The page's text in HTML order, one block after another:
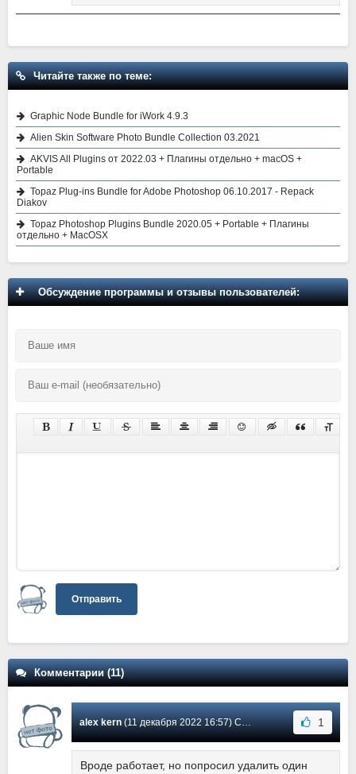
Читайте также по теме:
Graphic Node Bundle for iWork 4.9.3
Alien Skin Software Photo Bundle Collection 03.2021
AKVIS All Plugins от 2022.03 + Плагины отдельно + macOS +
Portable
Topaz Plug-ins Bundle for Adobe Photoshop 06.10.2017 - Repack
Diakov
Topaz Photoshop Plugins Bundle 2020.05 + Portable + Плагины
отдельно + MacOSX
Обсуждение программы и отзывы пользователей:
Отправить
Комментарии (11)
alex kern(11 декабря 2022 16:57) Сообщение #10 1
Вроде работает, но попросил удалить один